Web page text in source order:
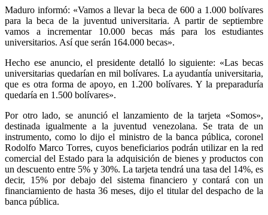
Maduro informó: «Vamos a llevar la beca de 600 a 1.000 bolívares
para la beca de la juventud universitaria. A partir de septiembre
vamos a incrementar 10.000 becas más para los estudiantes
universitarios. Así que serán 164.000 becas».
Hecho ese anuncio, el presidente detalló lo siguiente: «Las becas
universitarias quedarían en mil bolívares. La ayudantía universitaria,
que es otra forma de apoyo, en 1.200 bolívares. Y la preparaduría
quedaría en 1.500 bolívares».
Por otro lado, se anunció el lanzamiento de la tarjeta «Somos»,
destinada igualmente a la juventud venezolana. Se trata de un
instrumento, como lo dijo el ministro de la banca pública, coronel
Rodolfo Marco Torres, cuyos beneficiarios podrán utilizar en la red
comercial del Estado para la adquisición de bienes y productos con
un descuento entre 5% y 30%. La tarjeta tendrá una tasa del 14%, es
decir, 15% por debajo del sistema financiero y contará con un
financiamiento de hasta 36 meses, dijo el titular del despacho de la
banca pública.